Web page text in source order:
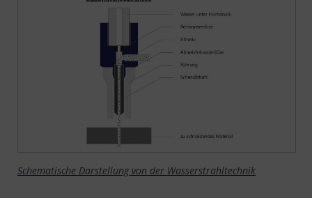
Schematische Darstellung von der Wasserstrahltechnik